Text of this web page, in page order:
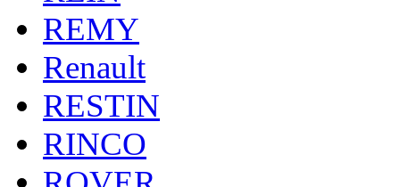
REMY
Renault
RESTIN
RINCO